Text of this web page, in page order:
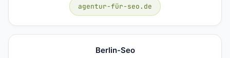
agentur-für-seo.de
Berlin-Seo